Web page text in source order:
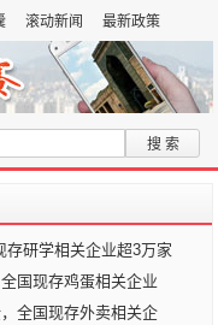
滚动新闻 最新政策
加入收藏夹
研学相关企业超3万家
国现存鸡蛋相关企业
全国现存外卖相关企